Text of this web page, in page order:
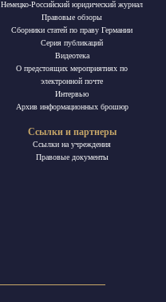
Немецко-Российский юридический журнал
Правовые обзоры
Сборники статей по праву Германии
Ceрия публикаций
Видеотека
О предстоящих мероприятиях по
электронной почте
Интервью
Архив информационных брошюр
Ссылки и партнеры
Ссылки на учреждения
Правовые документы